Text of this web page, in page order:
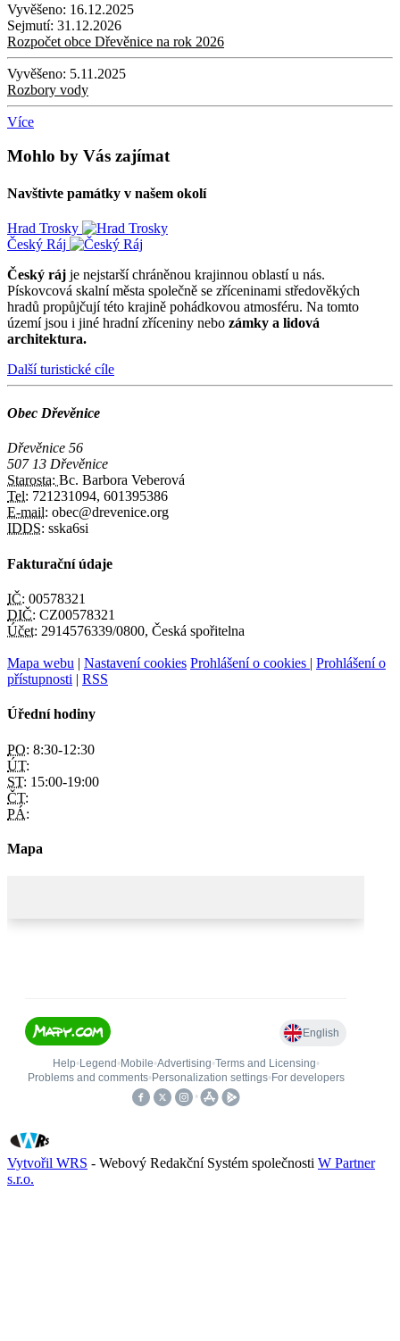
Vyvěšeno: 16.12.2025
Sejmutí: 31.12.2026
Rozpočet obce Dřevěnice na rok 2026
Vyvěšeno: 5.11.2025
Rozbory vody
Více
Mohlo by Vás zajímat
Navštivte památky v našem okolí
Hrad Trosky
Český Ráj
Český ráj je nejstarší chráněnou krajinnou oblastí u nás.
Pískovcová skalní města společně se zříceninami středověkých
hradů propůjčují této krajině pohádkovou atmosféru. Na tomto
území jsou i jiné hradní zříceniny nebo zámky a lidová
architektura.
Další turistické cíle
Obec Dřevěnice
Dřevěnice 56
507 13 Dřevěnice
Starosta: Bc. Barbora Veberová
Tel: 721231094, 601395386
E-mail: obec@drevenice.org
IDDS: sska6si
Fakturační údaje
IČ: 00578321
DIČ: CZ00578321
Účet: 2914576339/0800, Česká spořitelna
Mapa webu | Nastavení cookies Prohlášení o cookies | Prohlášení o
přístupnosti | RSS
Úřední hodiny
PO: 8:30-12:30
ÚT:
ST: 15:00-19:00
ČT:
PÁ:
Mapa
Vytvořil WRS - Webový Redakční Systém společnosti W Partner
s.r.o.